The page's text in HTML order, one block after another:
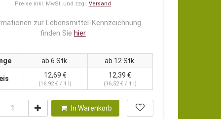
Preise inkl. MwSt. und zzgl. Versand
zur Lebensmittel-Kennzeichnung
finden Sie hier
ab 6 Stk. ab 12 Stk.
12,69 €
(16,92 € / 1 l)
12,39 €
(16,52 € / 1 l)
In Warenkorb